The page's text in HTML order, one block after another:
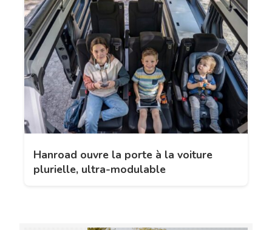
Hanroad ouvre la porte à la voiture
plurielle, ultra-modulable